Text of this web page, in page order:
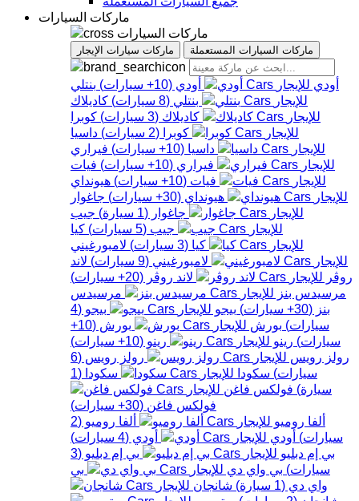
ماركات السيارات
ماركات السيارات
ماركات سيارات الإيجار ماركات السيارات المستعملة
أودي أودي (
10+ سيارات) بنتلي
بنتلي (
8 سيارات) كاديلاك
كاديلاك (
3 سيارات) كوبرا
كوبرا (
2 سيارات) داسيا
داسيا (
10+ سيارات) فيراري
فيراري (
10+ سيارات) فيات
فيات (
10+ سيارات) هيونداي
هيونداي (
30+ سيارات) جاغوار
جاغوار (
1 سيارة) جيب
جيب (
5 سيارات) كيا
كيا (
3 سيارات) لامبورغيني
لامبورغيني (
9 سيارات) لاند
روڤر
لاند روڤر (
20+ سيارات)
مرسيدس بنز
مرسيدس
بنز (
30+ سيارات) بيجو بيجو (
4
سيارات) بورش بورش (
10+
سيارات) رينو رينو (
10+ سيارات)
رولز رويس
رولز رويس (
6
سيارات) سكودا سكودا (
1
سيارة) فولكس فاغن
فولكس فاغن (
30+ سيارات)
ألفا روميو
ألفا روميو (
2
سيارات) أودي أودي (
4 سيارات)
بي إم دبليو
بي إم دبليو (
3
سيارات) بي واي دي
بي
واي دي (
1 سيارة) شانجان